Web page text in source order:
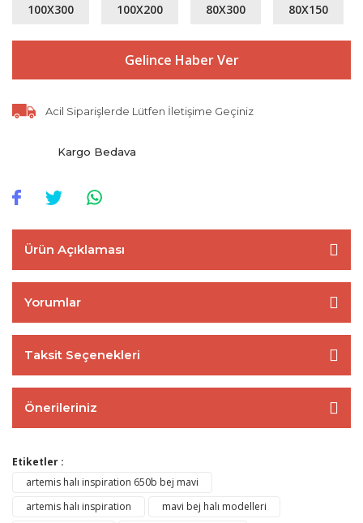
100X300 100X200 80X300 80X150
Gelince Haber Ver
Acil Siparişlerde Lütfen İletişime Geçiniz
Kargo Bedava
Ürün Açıklaması
Yorumlar
Taksit Seçenekleri
Önerileriniz
Etiketler :
artemis halı inspiration 650b bej mavi
artemis halı inspiration
mavi bej halı modelleri